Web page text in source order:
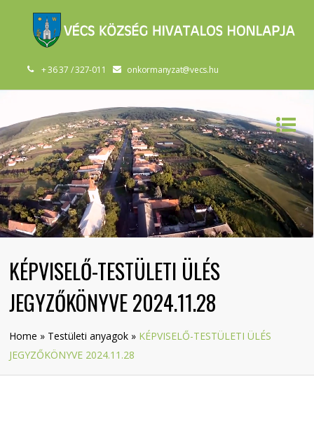
+ 36 37 / 327-011 onkormanyzat@vecs.hu
KÉPVISELŐ-TESTÜLETI ÜLÉS
JEGYZŐKÖNYVE 2024.11.28
Home » Testületi anyagok » KÉPVISELŐ-TESTÜLETI ÜLÉS
JEGYZŐKÖNYVE 2024.11.28